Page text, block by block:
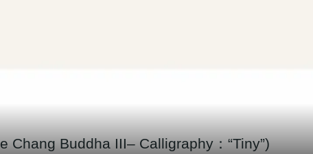
Chang Buddha III– Calligraphy：“Tiny”)